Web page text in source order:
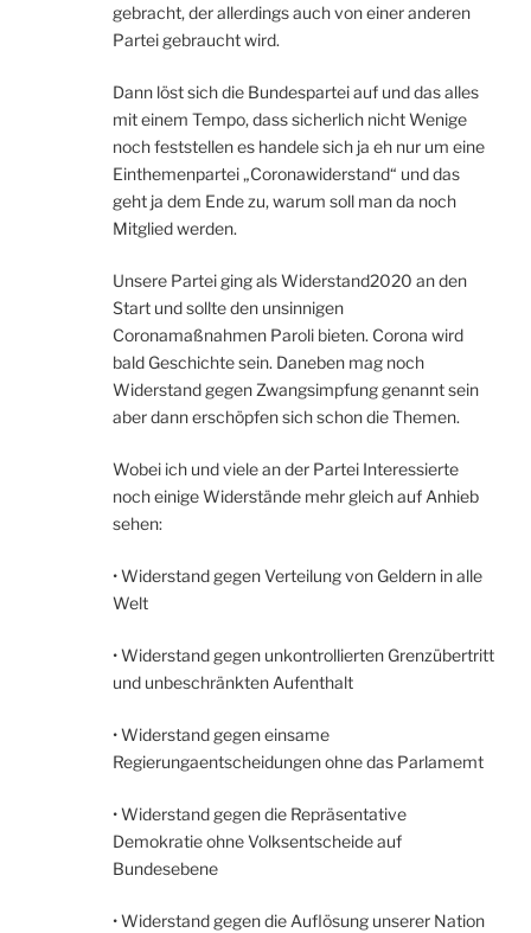
gebracht, der allerdings auch von einer anderen
Partei gebraucht wird.
Dann löst sich die Bundespartei auf und das alles
mit einem Tempo, dass sicherlich nicht Wenige
noch feststellen es handele sich ja eh nur um eine
Einthemenpartei „Coronawiderstand“ und das
geht ja dem Ende zu, warum soll man da noch
Mitglied werden.
Unsere Partei ging als Widerstand2020 an den
Start und sollte den unsinnigen
Coronamaßnahmen Paroli bieten. Corona wird
bald Geschichte sein. Daneben mag noch
Widerstand gegen Zwangsimpfung genannt sein
aber dann erschöpfen sich schon die Themen.
Wobei ich und viele an der Partei Interessierte
noch einige Widerstände mehr gleich auf Anhieb
sehen:
• Widerstand gegen Verteilung von Geldern in alle
Welt
• Widerstand gegen unkontrollierten Grenzübertritt
und unbeschränkten Aufenthalt
• Widerstand gegen einsame
Regierungaentscheidungen ohne das Parlamemt
• Widerstand gegen die Repräsentative
Demokratie ohne Volksentscheide auf
Bundesebene
• Widerstand gegen die Auflösung unserer Nation